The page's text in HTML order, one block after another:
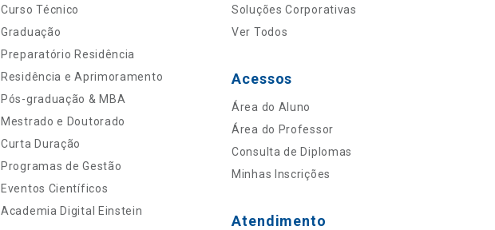
Curso Técnico
Graduação
Preparatório Residência
Residência e Aprimoramento
Pós-graduação & MBA
Mestrado e Doutorado
Curta Duração
Programas de Gestão
Eventos Científicos
Academia Digital Einstein
Soluções Corporativas
Ver Todos
Acessos
Área do Aluno
Área do Professor
Consulta de Diplomas
Minhas Inscrições
Atendimento